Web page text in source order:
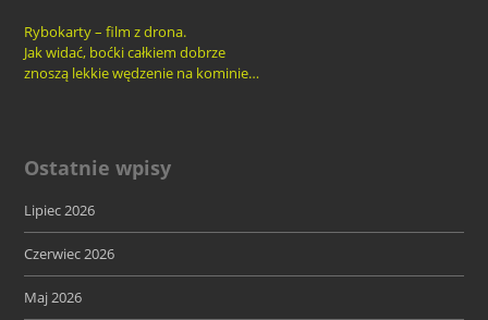
Rybokarty – film z drona.
Jak widać, boćki całkiem dobrze
znoszą lekkie wędzenie na kominie…
Ostatnie wpisy
Lipiec 2026
Czerwiec 2026
Maj 2026